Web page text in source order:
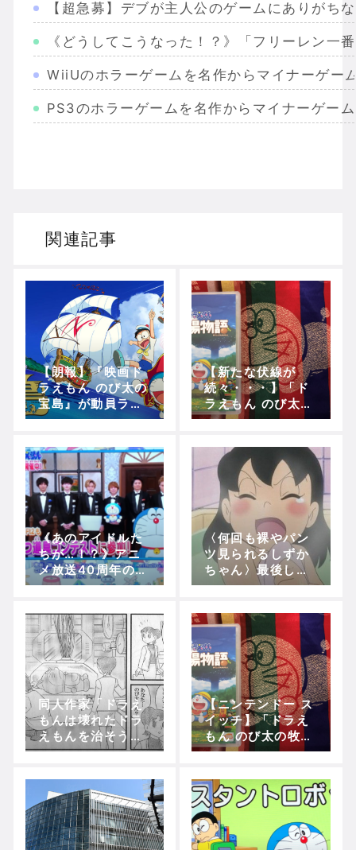
【超急募】デブが主人公のゲームにありがち
《どうしてこうなった！？》「フリーレン
WiiUのホラーゲームを名作からマイナーゲー
PS3のホラーゲームを名作からマイナーゲー
ドラゴンクエスト３の思い出
Powered by livedoor 相互RSS
関連記事
【朗報】『映画ド
ラえもん のび太の
宝島』が動員ラン
キングV2！！
【新たな伏線が
続々・・・】「ド
ラえもん のび太の
牧場物語」プレイ
【ミニドラレポ‐♯1
3‐】
《あのアイドルた
ちが…！？》アニ
メ放送40周年のお
祝いコメント＆
テスト」に参
戦！！
〈何回も裸やパン
ツ見られるしずか
ちゃん〉最後しゃ
ーなしで許してく
ぎるｗｗｗｗｗｗ
【ドラえもん】
同人作家「ドラえ
もんは壊れたドラ
えもんを治そうと
勉強を頑張ったの
【ニンテンドー ス
イッチ】「ドラえ
もん のび太の牧場
物語」をプレイし
ニドラレポ‐♯2‐】